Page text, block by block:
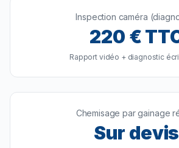
Inspection caméra
220 €
Rapport vidéo + diagnostic
Chemisage par gainage
Sur devis